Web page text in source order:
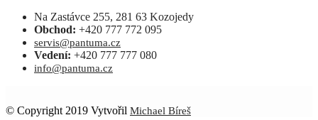
Na Zastávce 255, 281 63 Kozojedy
Obchod: +420 777 772 095
servis@pantuma.cz
Vedení: +420 777 777 080
info@pantuma.cz
© Copyright 2019 Vytvořil Michael Bíreš